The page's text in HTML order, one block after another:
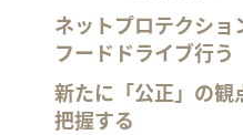
ネットプロテクショ
フードドライブ行う
新たに「公正」の観
把握する